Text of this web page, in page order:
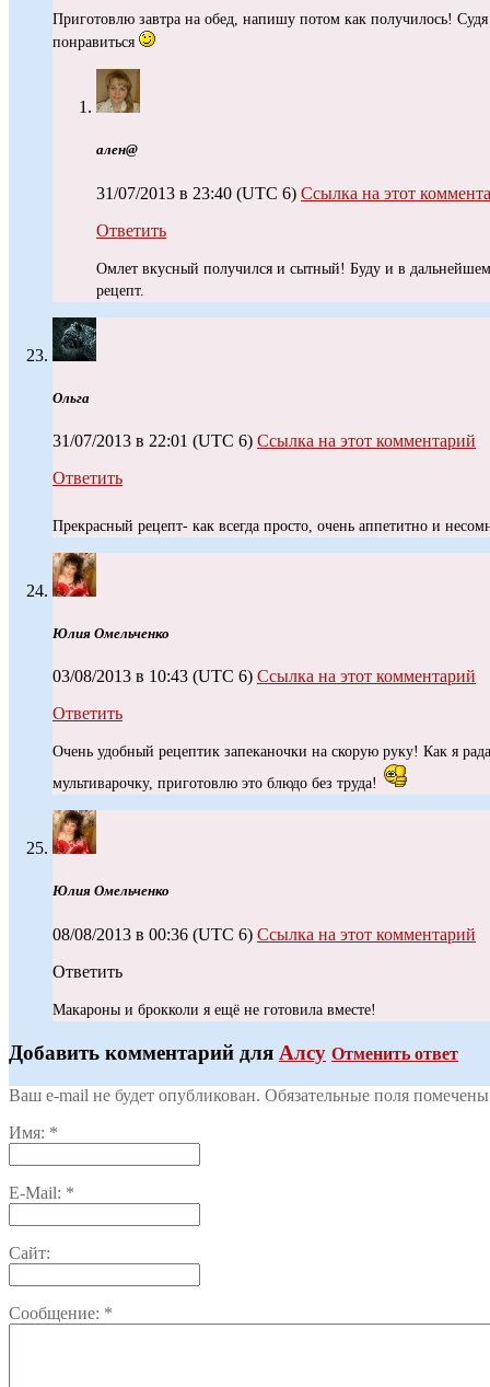
Приготовлю завтра на обед, напишу потом как получилось!
понравиться
ален@
31/07/2013 в 23:40 (UTC 6) Ссылка на этот
Ответить
Омлет вкусный получился и сытный! Буду и в дальнейшем
рецепт.
Ольга
31/07/2013 в 22:01 (UTC 6) Ссылка на этот комментарий
Ответить
Прекрасный рецепт- как всегда просто, очень аппетитно и
Юлия Омельченко
03/08/2013 в 10:43 (UTC 6) Ссылка на этот комментарий
Ответить
Очень удобный рецептик запеканочки на скорую руку! Как я
мультиварочку, приготовлю это блюдо без труда!
Юлия Омельченко
08/08/2013 в 00:36 (UTC 6) Ссылка на этот комментарий
Ответить
Макароны и брокколи я ещё не готовила вместе!
Добавить комментарий для Алсу Отменить ответ
Ваш e-mail не будет опубликован. Обязательные поля
Имя: *
E-Mail: *
Сайт:
Сообщение: *